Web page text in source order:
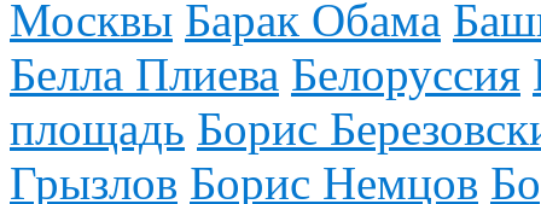
Москвы Барак Обама
Белла Плиева Белоруссия
площадь Борис
Грызлов Борис Немцов